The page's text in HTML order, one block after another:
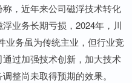
，近年来公司磁浮技术转化
业务长期亏损，2024年，川
业务虽为传统主业，但行业竞
过加强技术创新，加大技术
整尚未取得预期的效果。